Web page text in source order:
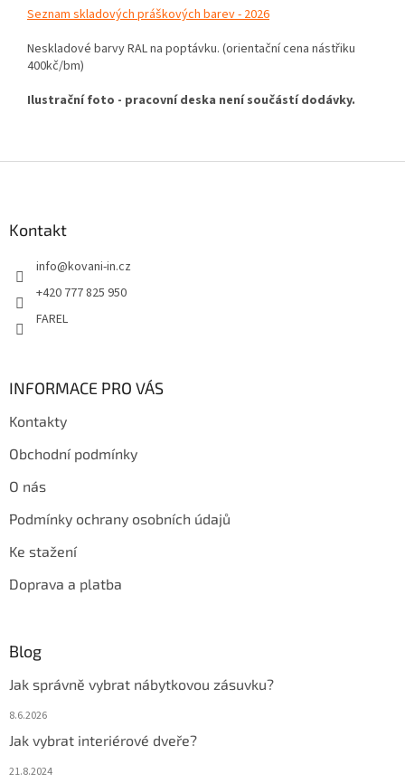
Seznam skladových práškových barev - 2026
Neskladové barvy RAL na poptávku. (orientační cena nástřiku
400kč/bm)
Ilustrační foto - pracovní deska není součástí dodávky.
Kontakt
info@kovani-in.cz
+420 777 825 950
FAREL
INFORMACE PRO VÁS
Kontakty
Obchodní podmínky
O nás
Podmínky ochrany osobních údajů
Ke stažení
Doprava a platba
Blog
Jak správně vybrat nábytkovou zásuvku?
8.6.2026
Jak vybrat interiérové dveře?
21.8.2024